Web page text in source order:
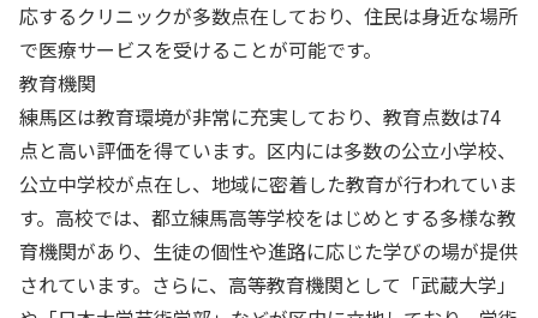
応するクリニックが多数点在しており、住民は身近な場所
で医療サービスを受けることが可能です。
教育機関
練馬区は教育環境が非常に充実しており、教育点数は74
点と高い評価を得ています。区内には多数の公立小学校、
公立中学校が点在し、地域に密着した教育が行われていま
す。高校では、都立練馬高等学校をはじめとする多様な教
育機関があり、生徒の個性や進路に応じた学びの場が提供
されています。さらに、高等教育機関として「武蔵大学」